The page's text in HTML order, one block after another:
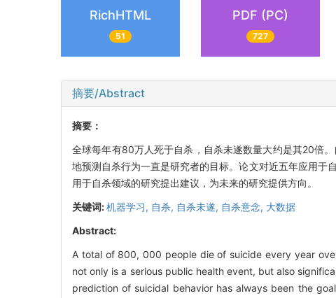
RichHTML
51
PDF (PC)
727
摘要/Abstract
摘要：
全球每年有80万人死于自杀，自杀未遂数量大约是其20倍
地预测自杀行为一直是研究者的目标。论文对近五年应用于
用于自杀领域的研究提出建议，为未来的研究提供方向。
关键词:机器学习, 自杀, 自杀未遂, 自杀意念, 大数据
Abstract:
A total of 800, 000 people die of suicide every year
not only is a serious public health event, but also
prediction of suicidal behavior has always been the